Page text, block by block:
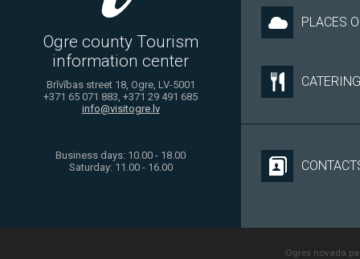
Ogre county Tourism
information center
Brīvības street 18, Ogre, LV-5001
+371 65 071 883, +371 29 491 685
info@visitogre.lv
Business days: 10.00 - 18.00
Saturday: 11.00 - 16.00
PLACES
CATERING
Ogres novada